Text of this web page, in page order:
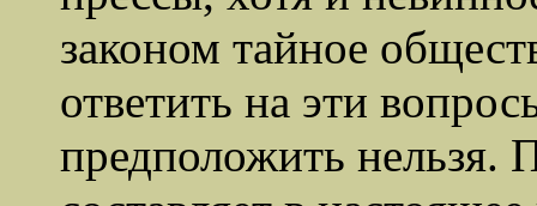
законом тайное
ответить на эти
предположить нельзя.